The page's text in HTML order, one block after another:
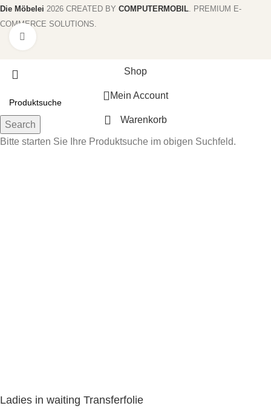
Die Möbelei 2026 CREATED BY COMPUTERMOBIL. PREMIUM E-
COMMERCE SOLUTIONS.
Search
Bitte starten Sie Ihre Produktsuche im obigen Suchfeld.
Shop
Mein Account
Warenkorb
Ladies in waiting Transferfolie